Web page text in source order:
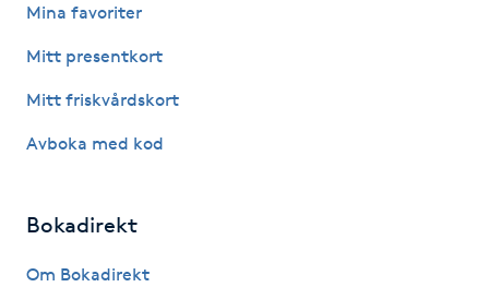
Hälsprickor
Mina favoriter
Mitt presentkort
Mitt friskvårdskort
Avboka med kod
Bokadirekt
Om Bokadirekt